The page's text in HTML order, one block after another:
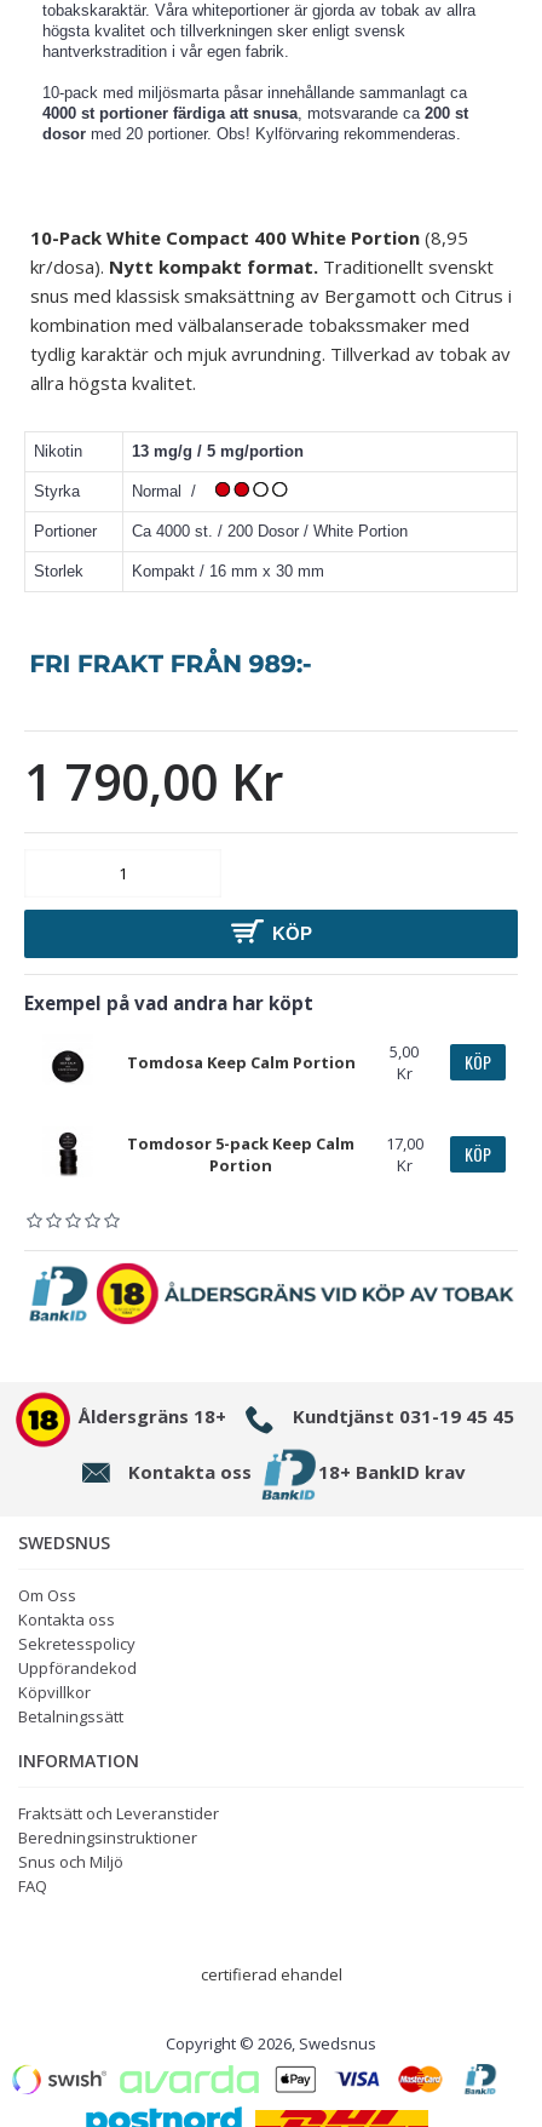
tobakskaraktär. Våra whiteportioner är gjorda av tobak av allra
högsta kvalitet och tillverkningen sker enligt svensk
hantverkstradition i vår egen fabrik.
10-pack med miljösmarta påsar innehållande sammanlagt ca
4000 st portioner färdiga att snusa, motsvarande ca 200 st
dosor med 20 portioner. Obs! Kylförvaring rekommenderas.
10-Pack White Compact 400 White Portion (8,95
kr/dosa). Nytt kompakt format. Traditionellt svenskt
snus med klassisk smaksättning av Bergamott och Citrus i
kombination med välbalanserade tobakssmaker med
tydlig karaktär och mjuk avrundning. Tillverkad av tobak av
allra högsta kvalitet.
Nikotin 13 mg/g / 5 mg/portion
Styrka Normal /
Portioner Ca 4000 st. / 200 Dosor / White Portion
Storlek Kompakt / 16 mm x 30 mm
1 790,00 Kr
KÖP
Exempel på vad andra har köpt
Tomdosa Keep Calm Portion
5,00
Kr
KÖP
Tomdosor 5-pack Keep Calm
Portion
17,00
Kr
KÖP
Åldersgräns 18+ Kundtjänst 031-19 45 45
Kontakta oss 18+ BankID krav
SWEDSNUS
Om Oss
Kontakta oss
Sekretesspolicy
Uppförandekod
Köpvillkor
Betalningssätt
INFORMATION
Fraktsätt och Leveranstider
Beredningsinstruktioner
Snus och Miljö
FAQ
certifierad ehandel
Copyright © 2026, Swedsnus